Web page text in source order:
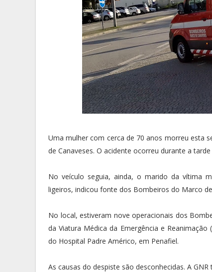
Uma mulher com cerca de 70 anos morreu esta
de Canaveses. O acidente ocorreu durante a
No veículo seguia, ainda, o marido da vítima
ligeiros, indicou fonte dos Bombeiros do Marco
No local, estiveram nove operacionais dos
da Viatura Médica da Emergência e
do Hospital Padre Américo, em Penafiel.
As causas do despiste são desconhecidas. A